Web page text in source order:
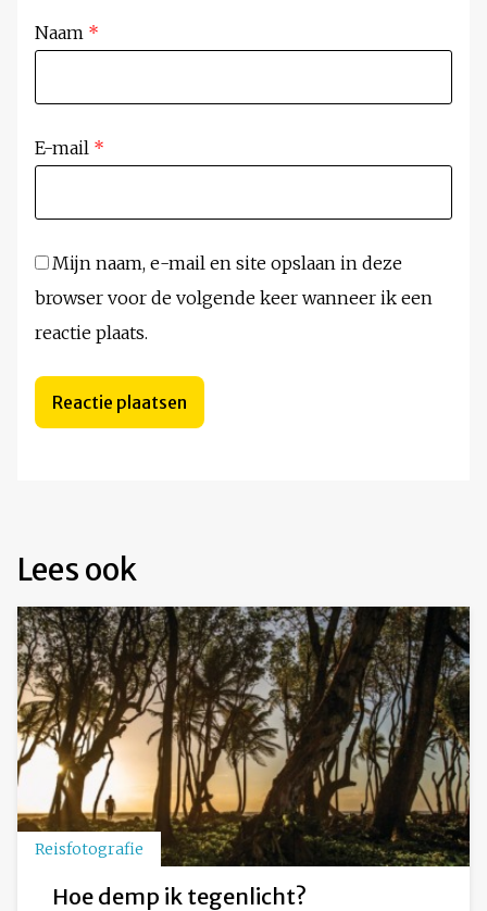
Naam *
E-mail *
Mijn naam, e-mail en site opslaan in deze
browser voor de volgende keer wanneer ik een
reactie plaats.
Lees ook
Reisfotografie
Hoe demp ik tegenlicht?